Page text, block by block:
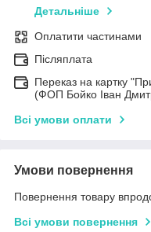
Детальніше
Оплатити частинами
Післяплата
Переказ на картку
(ФОП Бойко Іван
Всі умови оплати
Умови повернення
Повернення товару
Всі умови повернення